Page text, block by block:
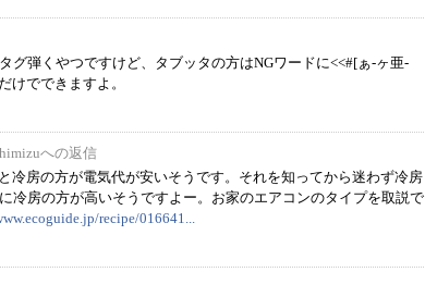
グ弾くやつですけど、タブッタの方はNGワードに<<#[ぁ-ヶ亜-
けでできますよ。
への返信
冷房の方が電気代が安いそうです。それを知ってから迷わず冷房
冷房の方が高いそうですよー。お家のエアコンのタイプを取説で
recipe/016641...